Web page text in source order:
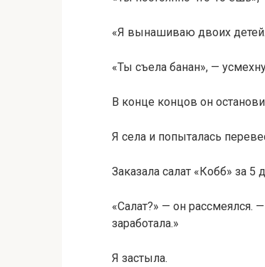
«Я вынашиваю двоих
«Ты съела банан», —
В конце концов он
Я села и попыталась
Заказала салат «Кобб» за 5
«Салат?» — он рассмеялся.
заработала.»
Я застыла.